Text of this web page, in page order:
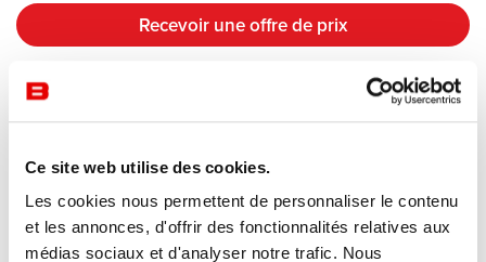
Ce site web utilise des cookies.
Les cookies nous permettent de personnaliser le contenu
et les annonces, d'offrir des fonctionnalités relatives aux
médias sociaux et d'analyser notre trafic. Nous
Recevoir une offre de prix
Description
Fabricant Vondom
Design Ross Lovegrove